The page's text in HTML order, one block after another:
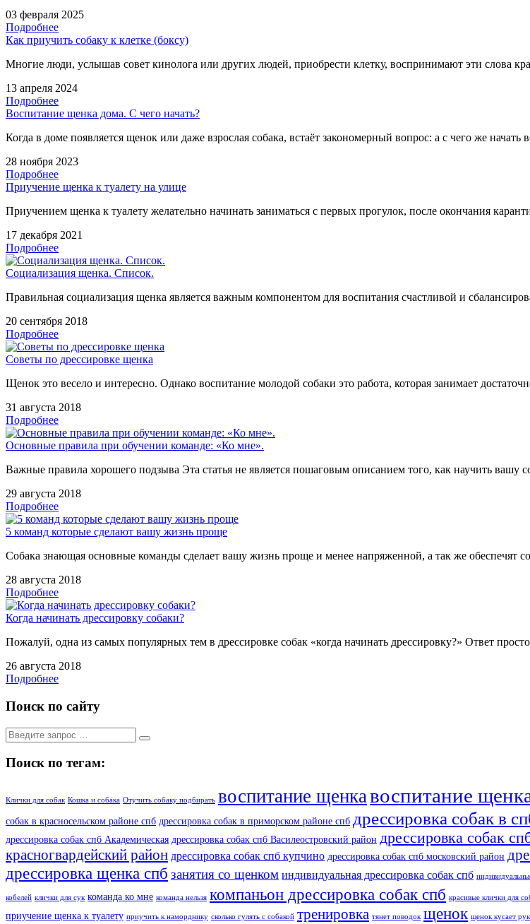
03 февраля 2025
Подробнее
Как приучить собаку к клетке (боксу)
Многие люди, услышав совет кинолога или других людей, приобрести клетку, воспринимают эти слова
13 апреля 2024
Подробнее
Воспитание щенка дома. С чего начать?
Когда в доме появляется щенок или даже взрослая собака, встаёт закономерный вопрос: а с чего же
28 ноября 2023
Подробнее
Приучение щенка к туалету на улице
Приучением щенка к туалету желательно начинать заниматься с первых прогулок, после окончания
17 декабря 2021
Подробнее
Социализация щенка. Список.
Правильная социализация щенка является важным компонентом для воспитания счастливой и
20 сентября 2018
Подробнее
Советы по дрессировке щенка
Щенок это весело и интересно. Однако воспитание молодой собаки это работа, которая занимает
31 августа 2018
Подробнее
Основные правила при обучении команде: «Ко мне».
Важные правила хорошего подзыва Эта статья не является пошаговым описанием того, как научить вашу
29 августа 2018
Подробнее
5 команд которые сделают вашу жизнь проще
Собака знающая основные команды сделает вашу жизнь проще и менее напряженной, а так же обеспечят
28 августа 2018
Подробнее
Когда начинать дрессировку собаки?
Пожалуй, одна из самых популярных тем в дрессировке собак «когда начинать дрессировку?» Ответ
26 августа 2018
Подробнее
Поиск по сайту
Поиск по тегам:
Клички для собак Кошка и собака Отучить собаку подбирать воспитание щенкавоспитание
собак в красносельском районе спб дрессировка собак в приморском районе спб дрессировка собак в
дрессировка собак спб Академическая дрессировка собак спб Василеостровский район дрессировка собак
красногвардейский район дрессировка собак спб купчино дрессировка собак спб московский район
дрессировка щенка спб занятия со щенком индивидуальная дрессировка собак спб
кобелей клички для сук команда ко мне команда нельзя компаньон дрессировка собак спб красивые клички для
приучение щенка к туалету приучить к наморднику сколько гулять с собакой тренировка тянет поводок щенок щенок кусает